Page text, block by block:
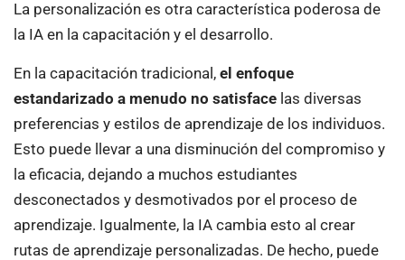
La personalización es otra característica poderosa de
la IA en la capacitación y el desarrollo.
En la capacitación tradicional, el enfoque
estandarizado a menudo no satisface las diversas
preferencias y estilos de aprendizaje de los individuos.
Esto puede llevar a una disminución del compromiso y
la eficacia, dejando a muchos estudiantes
desconectados y desmotivados por el proceso de
aprendizaje. Igualmente, la IA cambia esto al crear
rutas de aprendizaje personalizadas. De hecho, puede